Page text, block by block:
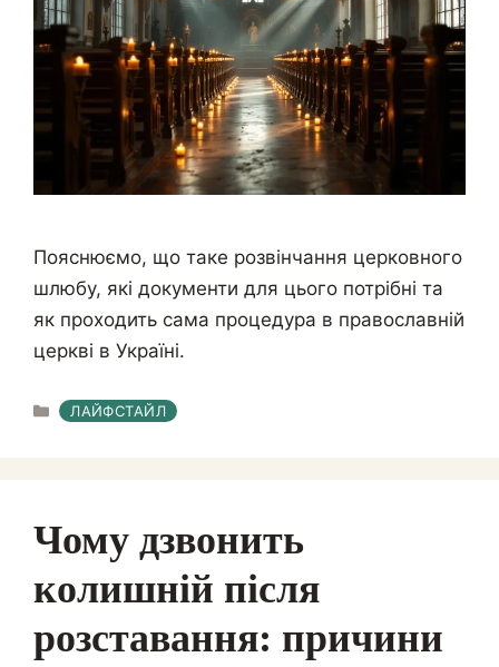
Пояснюємо, що таке розвінчання церковного
шлюбу, які документи для цього потрібні та
як проходить сама процедура в православній
церкві в Україні.
КАТЕГОРІЇ
ЛАЙФСТАЙЛ
Чому дзвонить
колишній після
розставання: причини